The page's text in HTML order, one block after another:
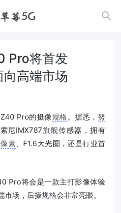
Pro将首发
高端市场
Pro的摄像规格 。据悉， 努
尼IMX787旗舰传感器，拥有
像素 、F1.6大光圈，还是行业首
Pro将会是一款主打影像体验
市场，后摄规格会非常亮眼。